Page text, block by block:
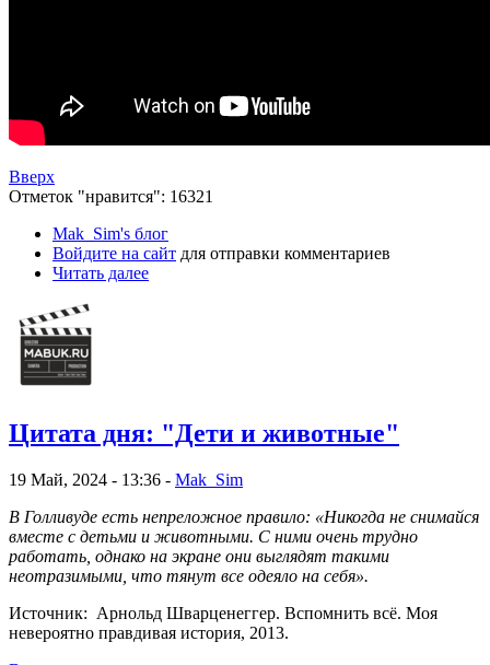
Вверх
Отметок "нравится": 16321
Mak_Sim's блог
Войдите на сайт для отправки комментариев
Читать далее
Цитата дня: "Дети и животные"
19 Май, 2024 - 13:36 - Mak_Sim
В Голливуде есть непреложное правило: «Никогда не снимайся
вместе с детьми и животными. С ними очень трудно
работать, однако на экране они выглядят такими
неотразимыми, что тянут все одеяло на себя».
Источник: Арнольд Шварценеггер. Вспомнить всё. Моя
невероятно правдивая история, 2013.